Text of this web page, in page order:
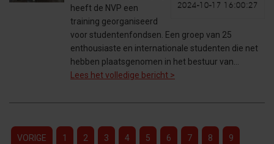
2024-10-17 16:00:27
heeft de NVP een
training georganiseerd
voor studentenfondsen. Een groep van 25
enthousiaste en internationale studenten die net
hebben plaatsgenomen in het bestuur van…
Lees het volledige bericht >
VORIGE 1 2 3 4 5 6 7 8 9